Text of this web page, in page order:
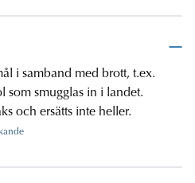
i samband med brott, t.ex.
som smugglas in i landet.
och ersätts inte heller.